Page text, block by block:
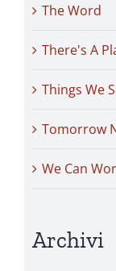
The Word
There's A
Things We
Tomorrow
We Can
Archivi